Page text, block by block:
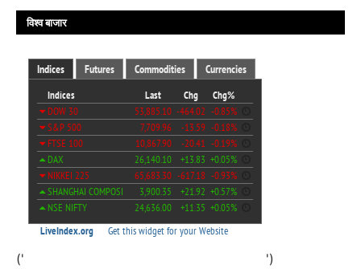
विश्व बाजार
(' ')